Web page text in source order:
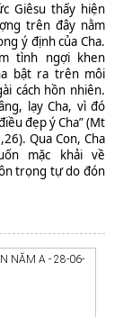
Giêsu thấy hiện
trên đây nằm
ý định của Cha.
tình ngợi khen
bật ra trên môi
cách hồn nhiên.
lạy Cha, vì đó
đẹp ý Cha” (Mt
Qua Con, Cha
mặc khải về
trọng tự do đón